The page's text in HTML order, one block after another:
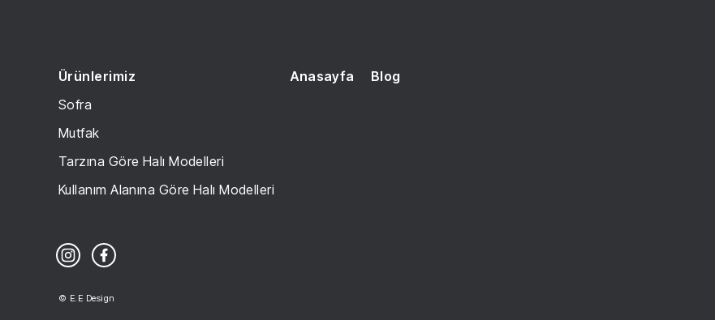
Ürünlerimiz
Sofra
Mutfak
Tarzına Göre Halı Modelleri
Kullanım Alanına Göre Halı Modelleri
Anasayfa Blog
© E.E Design